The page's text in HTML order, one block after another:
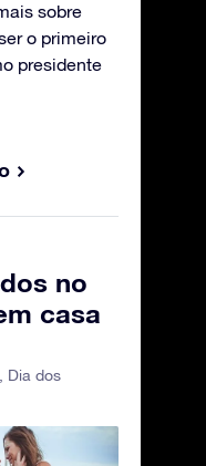
sobre
o primeiro
presidente
no
casa
Dia dos